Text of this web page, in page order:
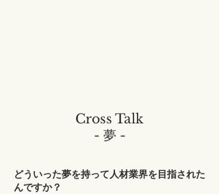
Cross Talk
- 夢 -
どういった夢を持って人材業界を目指された
んですか？